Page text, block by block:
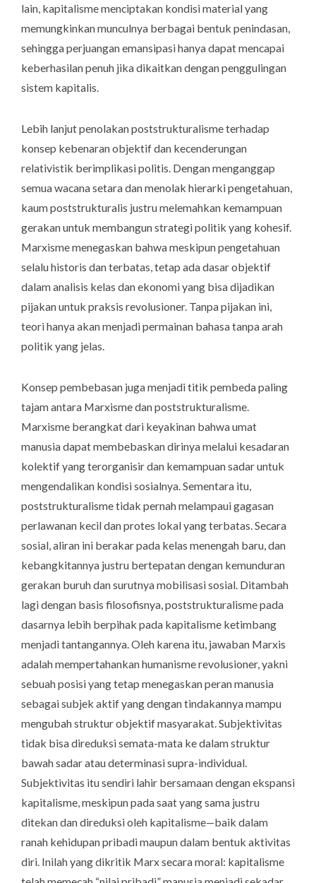
lain, kapitalisme menciptakan kondisi material yang
memungkinkan munculnya berbagai bentuk penindasan,
sehingga perjuangan emansipasi hanya dapat mencapai
keberhasilan penuh jika dikaitkan dengan penggulingan
sistem kapitalis.
Lebih lanjut penolakan poststrukturalisme terhadap
konsep kebenaran objektif dan kecenderungan
relativistik berimplikasi politis. Dengan menganggap
semua wacana setara dan menolak hierarki pengetahuan,
kaum poststrukturalis justru melemahkan kemampuan
gerakan untuk membangun strategi politik yang kohesif.
Marxisme menegaskan bahwa meskipun pengetahuan
selalu historis dan terbatas, tetap ada dasar objektif
dalam analisis kelas dan ekonomi yang bisa dijadikan
pijakan untuk praksis revolusioner. Tanpa pijakan ini,
teori hanya akan menjadi permainan bahasa tanpa arah
politik yang jelas.
Konsep pembebasan juga menjadi titik pembeda paling
tajam antara Marxisme dan poststrukturalisme.
Marxisme berangkat dari keyakinan bahwa umat
manusia dapat membebaskan dirinya melalui kesadaran
kolektif yang terorganisir dan kemampuan sadar untuk
mengendalikan kondisi sosialnya. Sementara itu,
poststrukturalisme tidak pernah melampaui gagasan
perlawanan kecil dan protes lokal yang terbatas. Secara
sosial, aliran ini berakar pada kelas menengah baru, dan
kebangkitannya justru bertepatan dengan kemunduran
gerakan buruh dan surutnya mobilisasi sosial. Ditambah
lagi dengan basis filosofisnya, poststrukturalisme pada
dasarnya lebih berpihak pada kapitalisme ketimbang
menjadi tantangannya. Oleh karena itu, jawaban Marxis
adalah mempertahankan humanisme revolusioner, yakni
sebuah posisi yang tetap menegaskan peran manusia
sebagai subjek aktif yang dengan tindakannya mampu
mengubah struktur objektif masyarakat. Subjektivitas
tidak bisa direduksi semata-mata ke dalam struktur
bawah sadar atau determinasi supra-individual.
Subjektivitas itu sendiri lahir bersamaan dengan ekspansi
kapitalisme, meskipun pada saat yang sama justru
ditekan dan direduksi oleh kapitalisme—baik dalam
ranah kehidupan pribadi maupun dalam bentuk aktivitas
diri. Inilah yang dikritik Marx secara moral: kapitalisme